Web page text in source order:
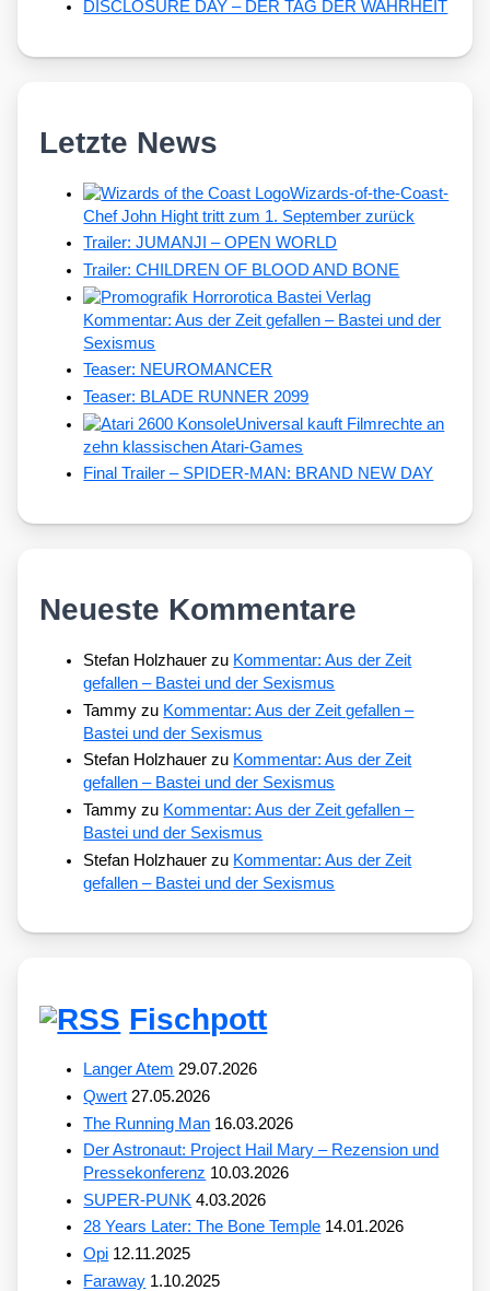
DISCLOSURE DAY – DER TAG DER WAHRHEIT
Letzte News
Wizards-of-the-Coast-
Chef John Hight tritt zum 1. September zurück
Trailer: JUMANJI – OPEN WORLD
Trailer: CHILDREN OF BLOOD AND BONE
Kommentar: Aus der Zeit gefallen – Bastei und der
Sexismus
Teaser: NEUROMANCER
Teaser: BLADE RUNNER 2099
Universal kauft Filmrechte an
zehn klassischen Atari-Games
Final Trailer – SPIDER-MAN: BRAND NEW DAY
Neueste Kommentare
Stefan Holzhauer zu Kommentar: Aus der Zeit
gefallen – Bastei und der Sexismus
Tammy zu Kommentar: Aus der Zeit gefallen –
Bastei und der Sexismus
Stefan Holzhauer zu Kommentar: Aus der Zeit
gefallen – Bastei und der Sexismus
Tammy zu Kommentar: Aus der Zeit gefallen –
Bastei und der Sexismus
Stefan Holzhauer zu Kommentar: Aus der Zeit
gefallen – Bastei und der Sexismus
Fischpott
Langer Atem 29.07.2026
Qwert 27.05.2026
The Running Man 16.03.2026
Der Astronaut: Project Hail Mary – Rezension und
Pressekonferenz 10.03.2026
SUPER-PUNK 4.03.2026
28 Years Later: The Bone Temple 14.01.2026
Opi 12.11.2025
Faraway 1.10.2025